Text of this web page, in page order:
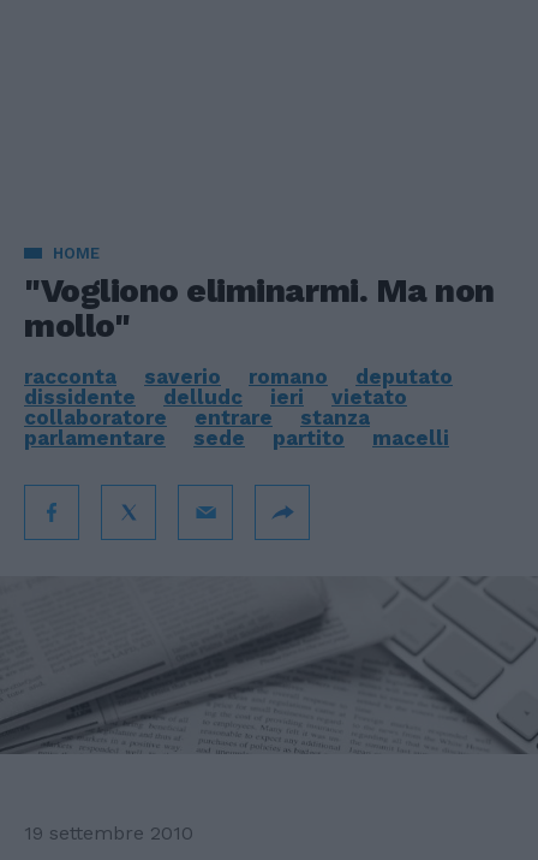
HOME
"Vogliono eliminarmi. Ma non
mollo"
racconta saverio romano
deputato
dissidente
delludc ieri
vietato
collaboratore
entrare
stanza
parlamentare
sede partito macelli
19 settembre 2010